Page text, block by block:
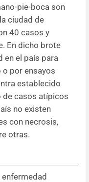
pie-boca son
ciudad de
40 casos y
En dicho brote
en el país para
por ensayos
establecido
de casos atípicos
no existen
con necrosis,
otras.